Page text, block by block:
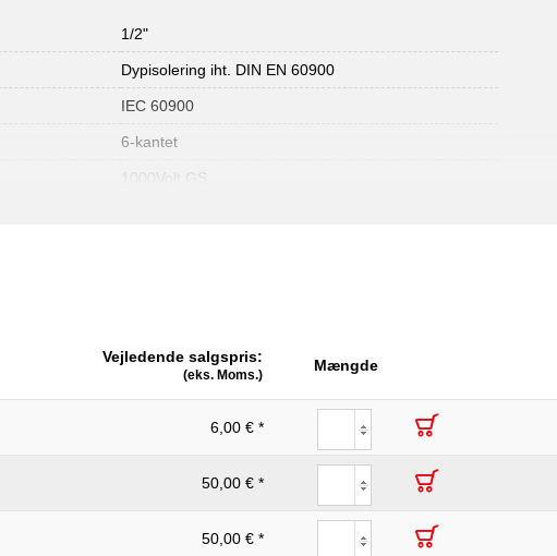
1/2"
Dypisolering iht. DIN EN 60900
IEC 60900
6-kantet
1000Volt GS
Vejledende salgspris:
(eks. Moms.)
Mængde
6,00 € *
50,00 € *
50,00 € *